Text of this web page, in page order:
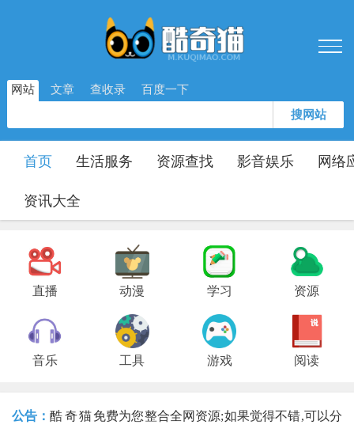
网站 文章 查收录 百度一下
搜网站
首页 生活服务 资源查找 影音娱乐 网络
资讯大全
直播 动漫 学习 资源
音乐 工具 游戏 阅读
公告：酷奇猫免费为您整合全网资源;如果觉得不错,可以分